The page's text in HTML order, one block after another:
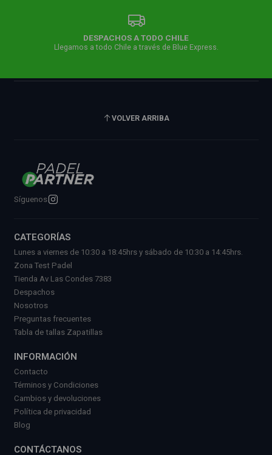
DESPACHOS A TODO CHILE
Llegamos a todo Chile a través de Blue Express.
VOLVER ARRIBA
Síguenos
CATEGORÍAS
Lunes a viernes de 10:30 a 18:45hrs y sábado de 10:30 a 14:45hrs.
Zona Test Padel
Tienda Av Las Condes 7383
Despachos
Nosotros
Preguntas frecuentes
Tabla de tallas Zapatillas
INFORMACIÓN
Contacto
Términos y Condiciones
Cambios y devoluciones
Política de privacidad
Blog
CONTÁCTANOS